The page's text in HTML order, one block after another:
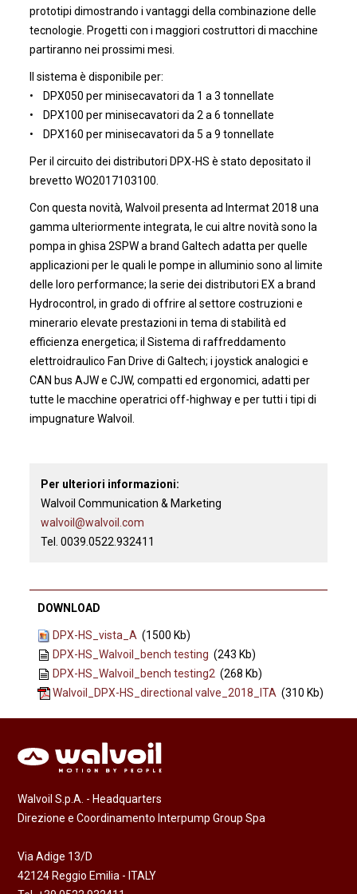
prototipi dimostrando i vantaggi della combinazione delle
tecnologie. Progetti con i maggiori costruttori di macchine
partiranno nei prossimi mesi.
Il sistema è disponibile per:
• DPX050 per minisecavatori da 1 a 3 tonnellate
• DPX100 per minisecavatori da 2 a 6 tonnellate
• DPX160 per minisecavatori da 5 a 9 tonnellate
Per il circuito dei distributori DPX-HS è stato depositato il
brevetto WO2017103100.
Con questa novità, Walvoil presenta ad Intermat 2018 una
gamma ulteriormente integrata, le cui altre novità sono la
pompa in ghisa 2SPW a brand Galtech adatta per quelle
applicazioni per le quali le pompe in alluminio sono al limite
delle loro performance; la serie dei distributori EX a brand
Hydrocontrol, in grado di offrire al settore costruzioni e
minerario elevate prestazioni in tema di stabilità ed
efficienza energetica; il Sistema di raffreddamento
elettroidraulico Fan Drive di Galtech; i joystick analogici e
CAN bus AJW e CJW, compatti ed ergonomici, adatti per
tutte le macchine operatrici off-highway e per tutti i tipi di
impugnature Walvoil.
Per ulteriori informazioni:
Walvoil Communication & Marketing
walvoil@walvoil.com
Tel. 0039.0522.932411
DOWNLOAD
DPX-HS_vista_A (1500 Kb)
DPX-HS_Walvoil_bench testing (243 Kb)
DPX-HS_Walvoil_bench testing2 (268 Kb)
Walvoil_DPX-HS_directional valve_2018_ITA (310 Kb)
Walvoil S.p.A. - Headquarters
Direzione e Coordinamento Interpump Group Spa
Via Adige 13/D
42124 Reggio Emilia - ITALY